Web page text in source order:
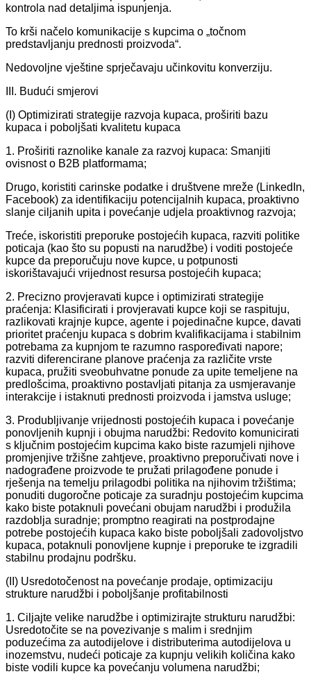
kontrola nad detaljima ispunjenja.
To krši načelo komunikacije s kupcima o „točnom
predstavljanju prednosti proizvoda“.
Nedovoljne vještine sprječavaju učinkovitu konverziju.
III. Budući smjerovi
(I) Optimizirati strategije razvoja kupaca, proširiti bazu
kupaca i poboljšati kvalitetu kupaca
1. Proširiti raznolike kanale za razvoj kupaca: Smanjiti
ovisnost o B2B platformama;
Drugo, koristiti carinske podatke i društvene mreže (LinkedIn,
Facebook) za identifikaciju potencijalnih kupaca, proaktivno
slanje ciljanih upita i povećanje udjela proaktivnog razvoja;
Treće, iskoristiti preporuke postojećih kupaca, razviti politike
poticaja (kao što su popusti na narudžbe) i voditi postojeće
kupce da preporučuju nove kupce, u potpunosti
iskorištavajući vrijednost resursa postojećih kupaca;
2. Precizno provjeravati kupce i optimizirati strategije
praćenja: Klasificirati i provjeravati kupce koji se raspituju,
razlikovati krajnje kupce, agente i pojedinačne kupce, davati
prioritet praćenju kupaca s dobrim kvalifikacijama i stabilnim
potrebama za kupnjom te razumno raspoređivati ​​napore;
razviti diferencirane planove praćenja za različite vrste
kupaca, pružiti sveobuhvatne ponude za upite temeljene na
predlošcima, proaktivno postavljati pitanja za usmjeravanje
interakcije i istaknuti prednosti proizvoda i jamstva usluge;
3. Produbljivanje vrijednosti postojećih kupaca i povećanje
ponovljenih kupnji i obujma narudžbi: Redovito komunicirati
s ključnim postojećim kupcima kako biste razumjeli njihove
promjenjive tržišne zahtjeve, proaktivno preporučivati ​​nove i
nadograđene proizvode te pružati prilagođene ponude i
rješenja na temelju prilagodbi politika na njihovim tržištima;
ponuditi dugoročne poticaje za suradnju postojećim kupcima
kako biste potaknuli povećani obujam narudžbi i produžila
razdoblja suradnje; promptno reagirati na postprodajne
potrebe postojećih kupaca kako biste poboljšali zadovoljstvo
kupaca, potaknuli ponovljene kupnje i preporuke te izgradili
stabilnu prodajnu podršku.
(II) Usredotočenost na povećanje prodaje, optimizaciju
strukture narudžbi i poboljšanje profitabilnosti
1. Ciljajte velike narudžbe i optimizirajte strukturu narudžbi:
Usredotočite se na povezivanje s malim i srednjim
poduzećima za autodijelove i distributerima autodijelova u
inozemstvu, nudeći poticaje za kupnju velikih količina kako
biste vodili kupce ka povećanju volumena narudžbi;